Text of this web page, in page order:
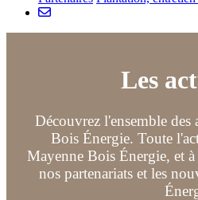
Les
Découvrez l'ensemble des
Bois Énergie. Toute
Mayenne Bois Énergie, et
nos partenariats et les